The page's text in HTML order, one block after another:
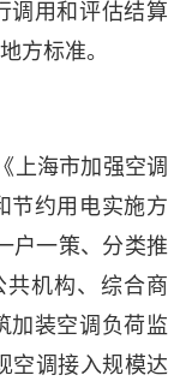
调用和评估结算
方标准。
上海市加强空调
节约用电实施方
户一策、分类推
共机构、综合商
加装空调负荷监
空调接入规模达